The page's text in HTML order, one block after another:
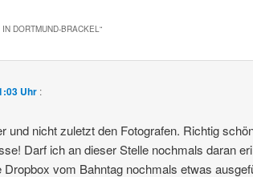
DORTMUND-BRACKEL“
Uhr :
und nicht zuletzt den Fotografen. Richtig
Darf ich an dieser Stelle nochmals daran
vom Bahntag nochmals etwas